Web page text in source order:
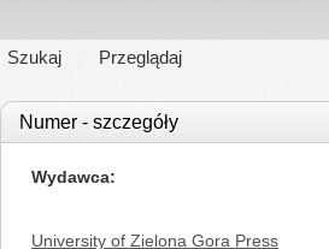
Szukaj Przeglądaj
Numer - szczegóły
Wydawca
University of Zielona Gora Press